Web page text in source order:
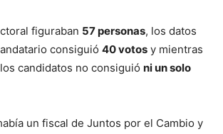
figuraban 57 personas, los datos
consiguió 40 votos y mientras
candidatos no consiguió ni un solo
un fiscal de Juntos por el Cambio y